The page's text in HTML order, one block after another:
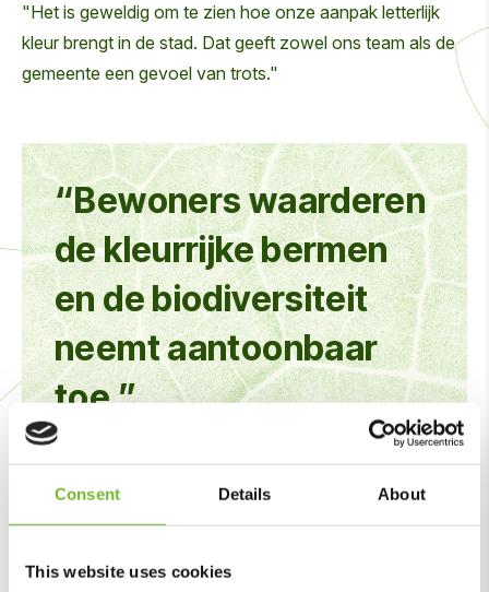
Consent Details About
This website uses cookies
"Het is geweldig om te zien hoe onze aanpak letterlijk
kleur brengt in de stad. Dat geeft zowel ons team als de
gemeente een gevoel van trots."
“Bewoners waarderen
de kleurrijke bermen
en de biodiversiteit
neemt aantoonbaar
toe.”
Variatie in het maaibeheer zorgt voor een mozaïek van